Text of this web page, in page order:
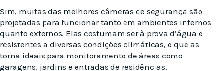
Sim, muitas das melhores câmeras de segurança são
projetadas para funcionar tanto em ambientes internos
quanto externos. Elas costumam ser à prova d’água e
resistentes a diversas condições climáticas, o que as
torna ideais para monitoramento de áreas como
garagens, jardins e entradas de residências.